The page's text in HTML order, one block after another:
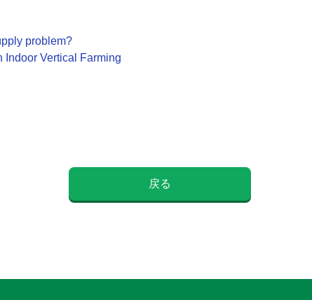
problem?
Vertical Farming
戻る